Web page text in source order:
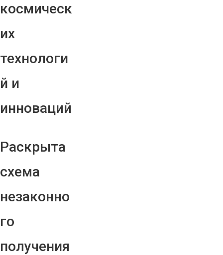
космическ
их
технологи
й и
инноваций
Раскрыта
схема
незаконно
го
получения